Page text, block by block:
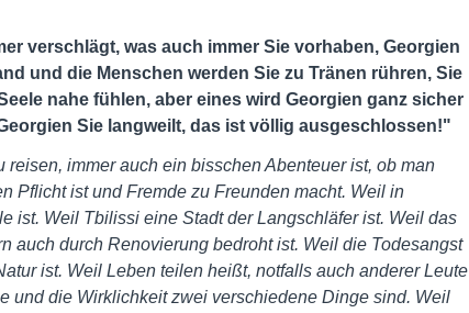
verschlägt, was auch immer Sie vorhaben, Georgien
und die Menschen werden Sie zu Tränen rühren, Sie
nahe fühlen, aber eines wird Georgien ganz sicher
Sie langweilt, das ist völlig ausgeschlossen!"
immer auch ein bisschen Abenteuer ist, ob man
Pflicht ist und Fremde zu Freunden macht. Weil in
ist. Weil Tbilissi eine Stadt der Langschläfer ist. Weil das
auch durch Renovierung bedroht ist. Weil die Todesangst
ist. Weil Leben teilen heißt, notfalls auch anderer Leute
und die Wirklichkeit zwei verschiedene Dinge sind. Weil